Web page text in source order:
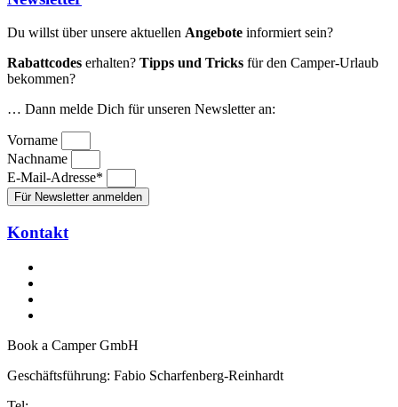
Du willst über unsere aktuellen Angebote informiert sein?
Rabattcodes erhalten? Tipps und Tricks für den Camper-Urlaub
bekommen?
… Dann melde Dich für unseren Newsletter an:
Vorname
Nachname
E-Mail-Adresse*
Für Newsletter anmelden
Kontakt
Book a Camper GmbH
Geschäftsführung: Fabio Scharfenberg-Reinhardt